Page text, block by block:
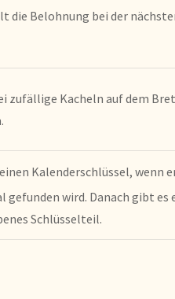
die Belohnung bei der
zufällige Kacheln auf dem
Kalenderschlüssel, wenn
gefunden wird. Danach gibt es
Schlüsselteil.